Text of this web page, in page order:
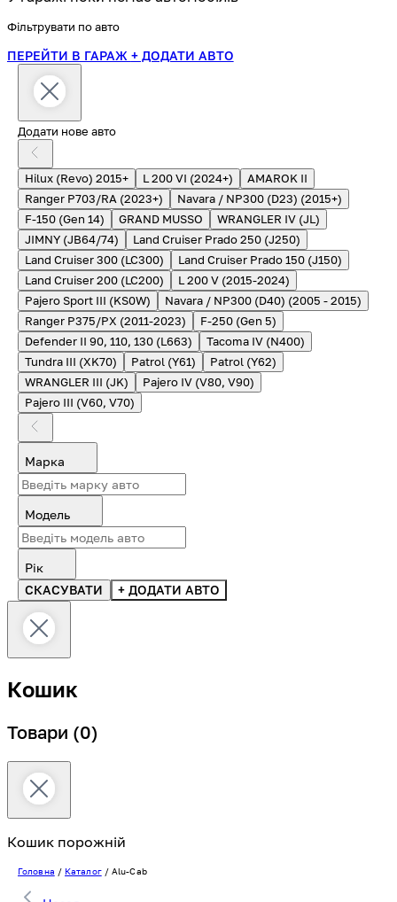
Фільтрувати по авто
ПЕРЕЙТИ В ГАРАЖ + ДОДАТИ АВТО
Додати нове авто
Hilux (Revo) 2015+ L 200 VI (2024+)
AMAROK II
Ranger P703/RA (2023+)
Navara / NP300 (D23) (2015+)
F-150 (Gen 14)
GRAND MUSSO
WRANGLER IV (JL)
JIMNY (JB64/74)
Land Cruiser Prado 250 (J250)
Land Cruiser 300 (LC300)
Land Cruiser Prado 150 (J150)
Land Cruiser 200 (LC200)
L 200 V (2015-2024)
Pajero Sport III (KS0W)
Navara / NP300 (D40) (2005 - 2015)
Ranger P375/PX (2011-2023)
F-250 (Gen 5)
Defender II 90, 110, 130 (L663)
Tacoma IV (N400)
Tundra III (XK70)
Patrol (Y61)
Patrol (Y62)
WRANGLER III (JK)
Pajero IV (V80, V90)
Pajero III (V60, V70)
Марка
Модель
Рік
СКАСУВАТИ
+ ДОДАТИ АВТО
Кошик
Товари (0)
Кошик порожній
Головна / Каталог/Alu-Cab